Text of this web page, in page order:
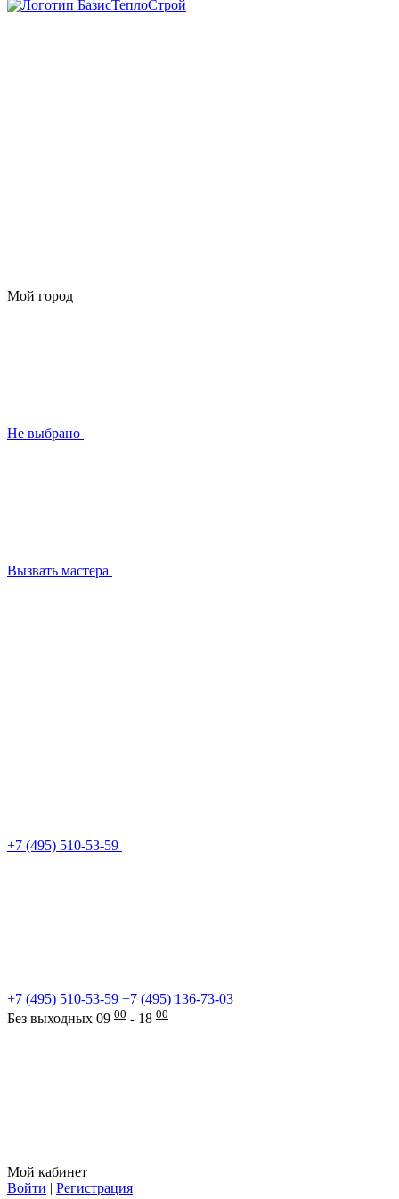
Мой город
Не выбрано
Вызвать мастера
+7 (495) 510-53-59
+7 (495) 510-53-59 +7 (495) 136-73-03
Без выходных 09 00 - 18 00
Мой кабинет
Войти | Регистрация